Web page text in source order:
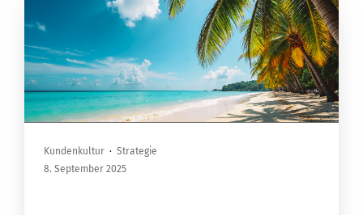
Kundenkultur · Strategie
8. September 2025